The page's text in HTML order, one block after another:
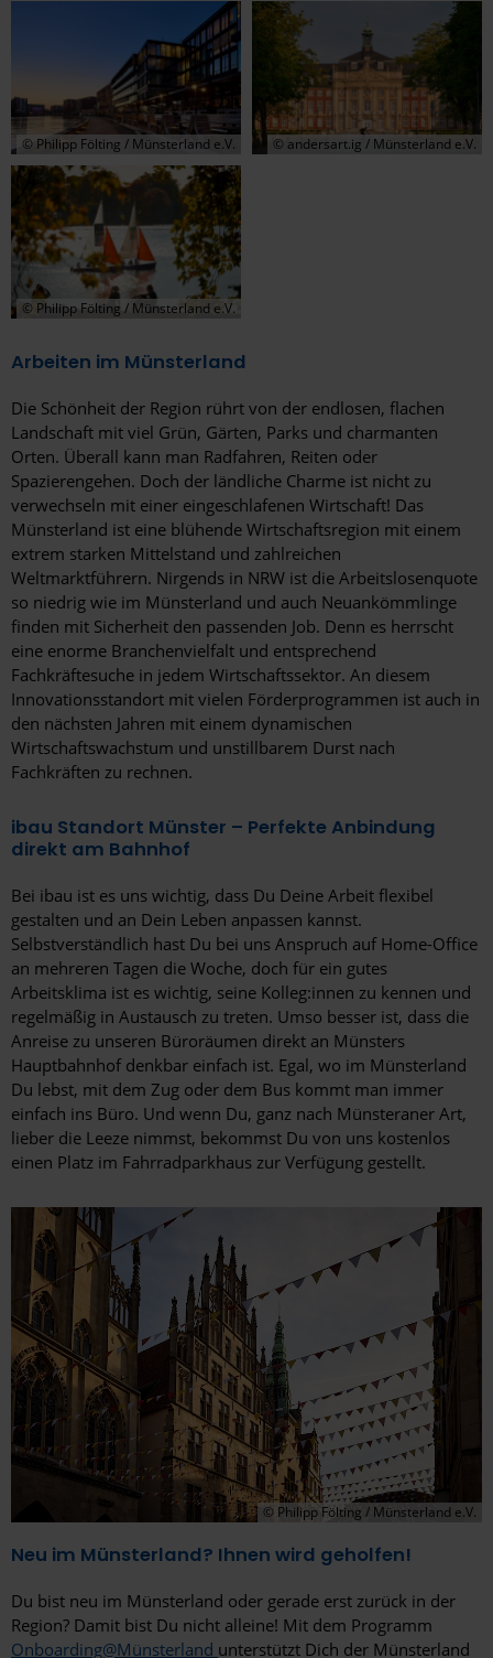
© Philipp Fölting / Münsterland e.V. © andersart.ig / Münsterland e.V.
© Philipp Fölting / Münsterland e.V.
Arbeiten im Münsterland
Die Schönheit der Region rührt von der endlosen, flachen
Landschaft mit viel Grün, Gärten, Parks und charmanten
Orten. Überall kann man Radfahren, Reiten oder
Spazierengehen. Doch der ländliche Charme ist nicht zu
verwechseln mit einer eingeschlafenen Wirtschaft! Das
Münsterland ist eine blühende Wirtschaftsregion mit einem
extrem starken Mittelstand und zahlreichen
Weltmarktführern. Nirgends in NRW ist die Arbeitslosenquote
so niedrig wie im Münsterland und auch Neuankömmlinge
finden mit Sicherheit den passenden Job. Denn es herrscht
eine enorme Branchenvielfalt und entsprechend
Fachkräftesuche in jedem Wirtschaftssektor. An diesem
Innovationsstandort mit vielen Förderprogrammen ist auch in
den nächsten Jahren mit einem dynamischen
Wirtschaftswachstum und unstillbarem Durst nach
Fachkräften zu rechnen.
ibau Standort Münster – Perfekte Anbindung
direkt am Bahnhof
Bei ibau ist es uns wichtig, dass Du Deine Arbeit flexibel
gestalten und an Dein Leben anpassen kannst.
Selbstverständlich hast Du bei uns Anspruch auf Home-Office
an mehreren Tagen die Woche, doch für ein gutes
Arbeitsklima ist es wichtig, seine Kolleg:innen zu kennen und
regelmäßig in Austausch zu treten. Umso besser ist, dass die
Anreise zu unseren Büroräumen direkt an Münsters
Hauptbahnhof denkbar einfach ist. Egal, wo im Münsterland
Du lebst, mit dem Zug oder dem Bus kommt man immer
einfach ins Büro. Und wenn Du, ganz nach Münsteraner Art,
lieber die Leeze nimmst, bekommst Du von uns kostenlos
einen Platz im Fahrradparkhaus zur Verfügung gestellt.
© Philipp Fölting / Münsterland e.V.
Neu im Münsterland? Ihnen wird geholfen!
Du bist neu im Münsterland oder gerade erst zurück in der
Region? Damit bist Du nicht alleine! Mit dem Programm
Onboarding@Münsterland unterstützt Dich der Münsterland